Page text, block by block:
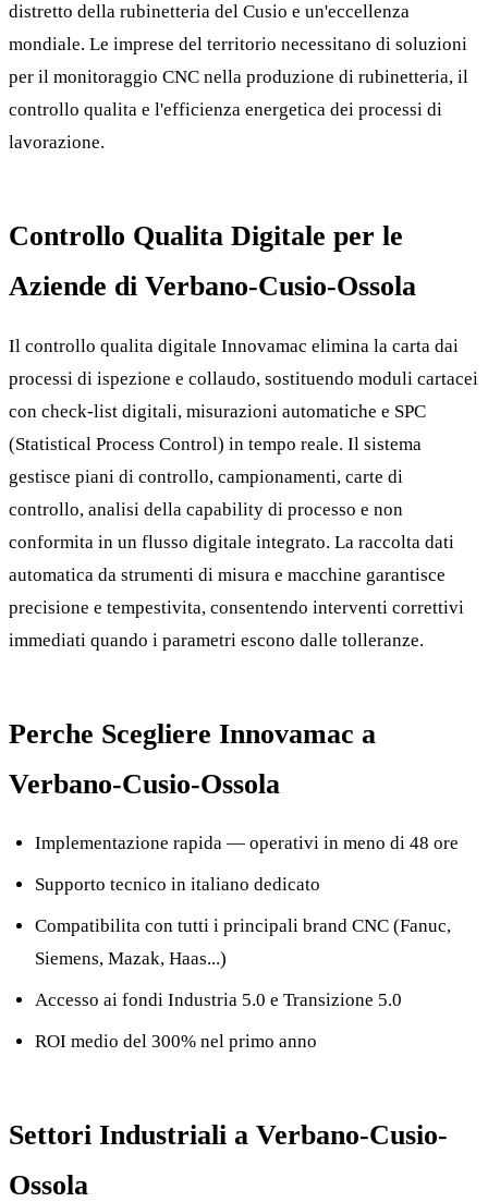
distretto della rubinetteria del Cusio e un'eccellenza
mondiale. Le imprese del territorio necessitano di soluzioni
per il monitoraggio CNC nella produzione di rubinetteria, il
controllo qualita e l'efficienza energetica dei processi di
lavorazione.
Controllo Qualita Digitale per le
Aziende di Verbano-Cusio-Ossola
Il controllo qualita digitale Innovamac elimina la carta dai
processi di ispezione e collaudo, sostituendo moduli cartacei
con check-list digitali, misurazioni automatiche e SPC
(Statistical Process Control) in tempo reale. Il sistema
gestisce piani di controllo, campionamenti, carte di
controllo, analisi della capability di processo e non
conformita in un flusso digitale integrato. La raccolta dati
automatica da strumenti di misura e macchine garantisce
precisione e tempestivita, consentendo interventi correttivi
immediati quando i parametri escono dalle tolleranze.
Perche Scegliere Innovamac a
Verbano-Cusio-Ossola
Implementazione rapida — operativi in meno di 48 ore
Supporto tecnico in italiano dedicato
Compatibilita con tutti i principali brand CNC (Fanuc,
Siemens, Mazak, Haas...)
Accesso ai fondi Industria 5.0 e Transizione 5.0
ROI medio del 300% nel primo anno
Settori Industriali a Verbano-Cusio-
Ossola